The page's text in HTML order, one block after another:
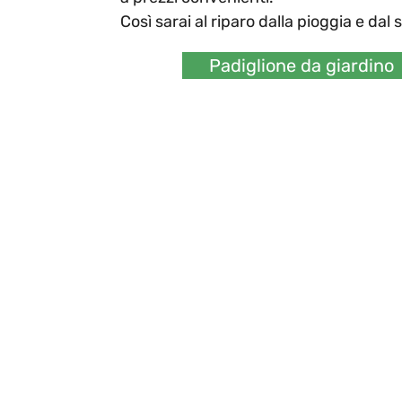
Così sarai al riparo dalla pioggia e dal
Padiglione da giardino